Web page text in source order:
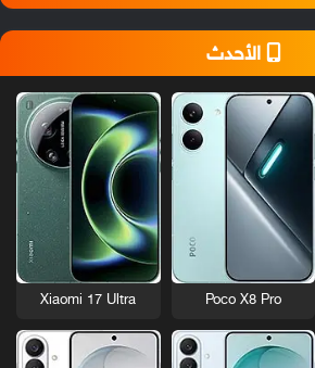
الأحدث
Poco X8 Pro
Xiaomi 17 Ultra